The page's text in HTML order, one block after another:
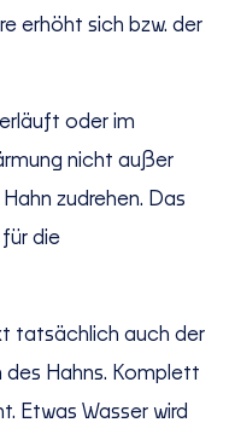
erhöht sich bzw. der
oder im
nicht außer
zudrehen. Das
die
tatsächlich auch der
des Hahns. Komplett
Etwas Wasser wird